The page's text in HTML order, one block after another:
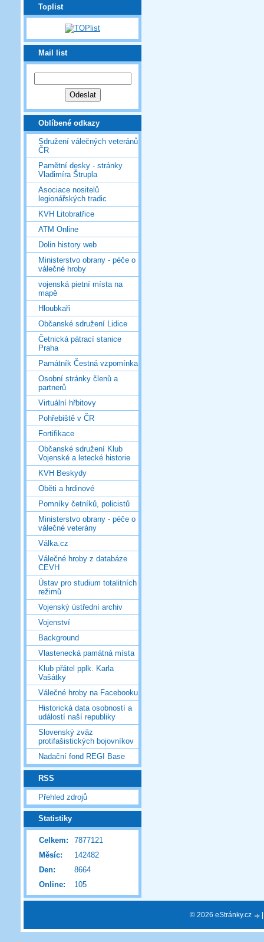
Toplist
Mail list
Oblíbené odkazy
Sdružení válečných veteránů
ČR
Pamětní desky - stránky
Vladimíra Štrupla
Asociace nositelů
legionářských tradic
KVH Litobratřice
ATM Online
Dolin history web
Ministerstvo obrany - péče o
válečné hroby
vojenská pietní místa na
mapě
Hloubkaři
Občanské sdružení Lidice
Četnická pátrací stanice
Praha
Památník Čestná vzpomínka
Osobní stránky členů a
partnerů
Virtuální hřbitovy
Pohřebiště v ČR
Fortifikace
Občanské sdružení Klub
Vojenské a letecké historie
KVH Beskydy
Oběti a hrdinové
Pomníky četníků, policistů
Ministerstvo obrany - péče o
válečné veterány
Válka.cz
Válečné hroby z databáze
CEVH
Ústav pro studium totalitních
režimů
Vojenský ústřední archiv
Vojenství
Background
Vlastenecká památná místa
Klub přátel pplk. Karla
Vašátky
Válečné hroby na Facebooku
Historická data osobností a
událostí naší republiky
Slovenský zväz
protifašistických bojovníkov
Nadační fond REGI Base
RSS
Přehled zdrojů
Statistiky
Online: 105
Celkem:
7877121
Měsíc:
142482
Den:
8664
© 2026 eStránky.cz